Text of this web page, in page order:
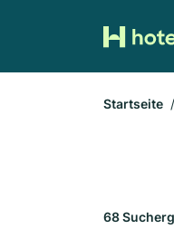
Startseite
68